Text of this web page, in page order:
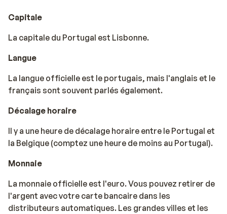
Capitale
La capitale du Portugal est Lisbonne.
Langue
La langue officielle est le portugais, mais l'anglais et le
français sont souvent parlés également.
Décalage horaire
Il y a une heure de décalage horaire entre le Portugal et
la Belgique (comptez une heure de moins au Portugal).
Monnaie
La monnaie officielle est l'euro. Vous pouvez retirer de
l'argent avec votre carte bancaire dans les
distributeurs automatiques. Les grandes villes et les